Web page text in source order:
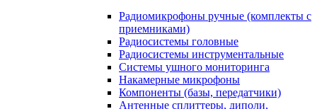
Радиомикрофоны ручные (комплекты с
приемниками)
Радиосистемы головные
Радиосистемы инструментальные
Системы ушного мониторинга
Накамерные микрофоны
Компоненты (базы, передатчики)
Антенные сплиттеры, диполи,